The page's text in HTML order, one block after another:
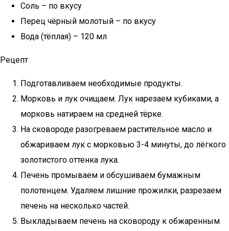
Соль – по вкусу
Перец чёрный молотый – по вкусу
Вода (тёплая) – 120 мл
Рецепт
Подготавливаем необходимые продукты.
Морковь и лук очищаем. Лук нарезаем кубиками, а
морковь натираем на средней тёрке.
На сковороде разогреваем растительное масло и
обжариваем лук с морковью 3-4 минуты, до лёгкого
золотистого оттенка лука.
Печень промываем и обсушиваем бумажным
полотенцем. Удаляем лишние прожилки, разрезаем
печень на несколько частей.
Выкладываем печень на сковороду к обжаренным